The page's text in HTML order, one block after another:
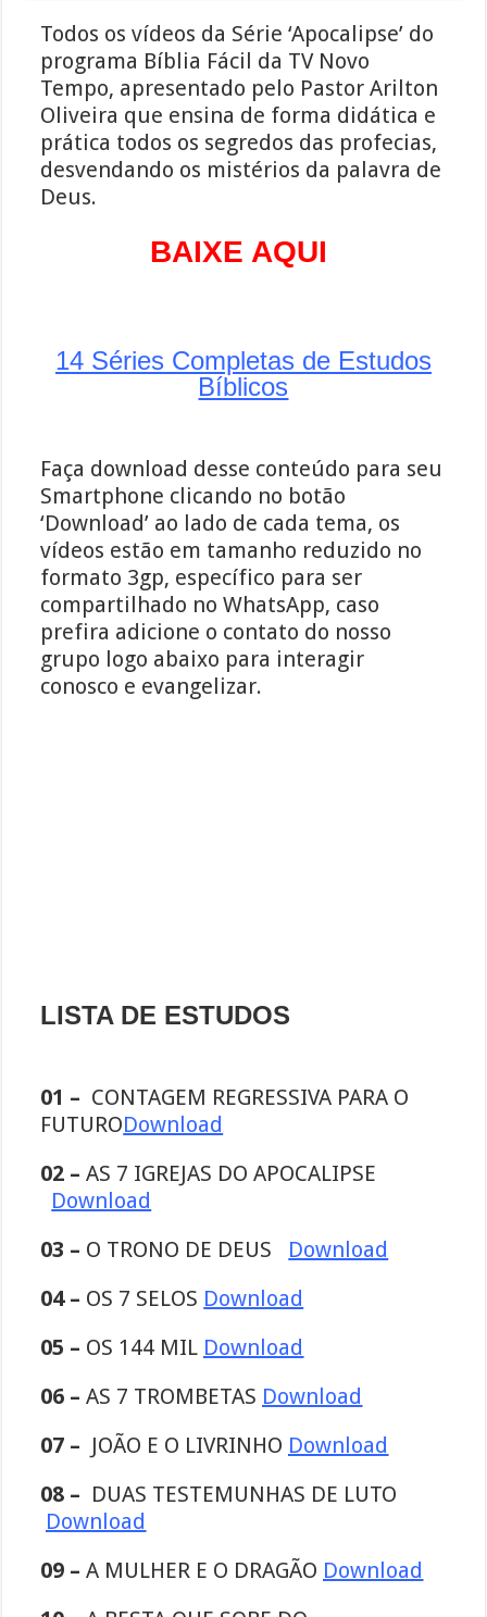
Todos os vídeos da Série ‘Apocalipse’ do
programa Bíblia Fácil da TV Novo
Tempo, apresentado pelo Pastor Arilton
Oliveira que ensina de forma didática e
prática todos os segredos das profecias,
desvendando os mistérios da palavra de
Deus.
BAIXE AQUI
14 Séries Completas de Estudos
Bíblicos
Faça download desse conteúdo para seu
Smartphone clicando no botão
‘Download’ ao lado de cada tema, os
vídeos estão em tamanho reduzido no
formato 3gp, específico para ser
compartilhado no WhatsApp, caso
prefira adicione o contato do nosso
grupo logo abaixo para interagir
conosco e evangelizar.
LISTA DE ESTUDOS
01 – CONTAGEM REGRESSIVA PARA O
FUTURODownload
02 – AS 7 IGREJAS DO APOCALIPSE
Download
03 – O TRONO DE DEUS Download
04 – OS 7 SELOS Download
05 – OS 144 MIL Download
06 – AS 7 TROMBETAS Download
07 – JOÃO E O LIVRINHO Download
08 – DUAS TESTEMUNHAS DE LUTO
Download
09 – A MULHER E O DRAGÃO Download